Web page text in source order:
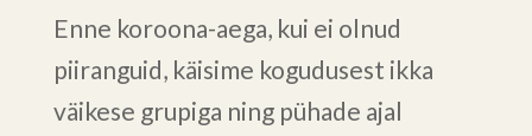
Enne koroona-aega, kui ei olnud
piiranguid, käisime kogudusest ikka
väikese grupiga ning pühade ajal